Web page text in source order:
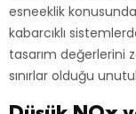
esneeklik konusunda
kabarcıklı
tasarım değerlerini
sınırlar olduğu